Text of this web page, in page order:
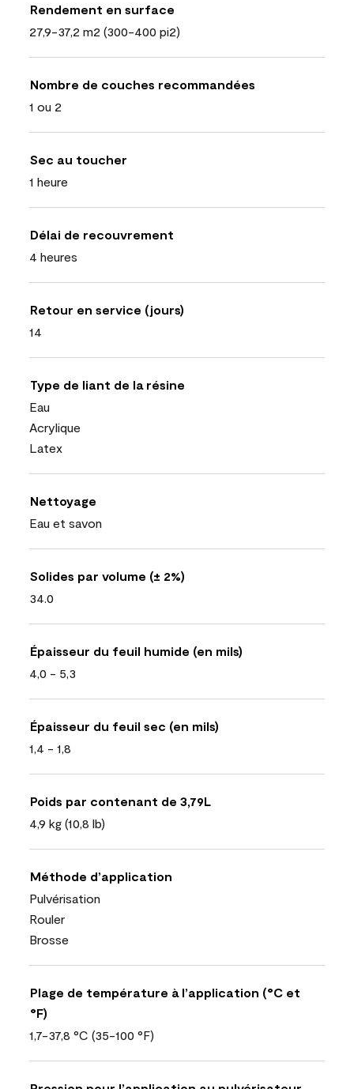
Rendement en surface
27,9-37,2 m2 (300-400 pi2)
Nombre de couches recommandées
1 ou 2
Sec au toucher
1 heure
Délai de recouvrement
4 heures
Retour en service (jours)
14
Type de liant de la résine
Eau
Acrylique
Latex
Nettoyage
Eau et savon
Solides par volume (± 2%)
34.0
Épaisseur du feuil humide (en mils)
4,0 - 5,3
Épaisseur du feuil sec (en mils)
1,4 - 1,8
Poids par contenant de 3,79L
4,9 kg (10,8 lb)
Méthode d’application
Pulvérisation
Rouler
Brosse
Plage de température à l’application (°C et
°F)
1,7-37,8 °C (35-100 °F)